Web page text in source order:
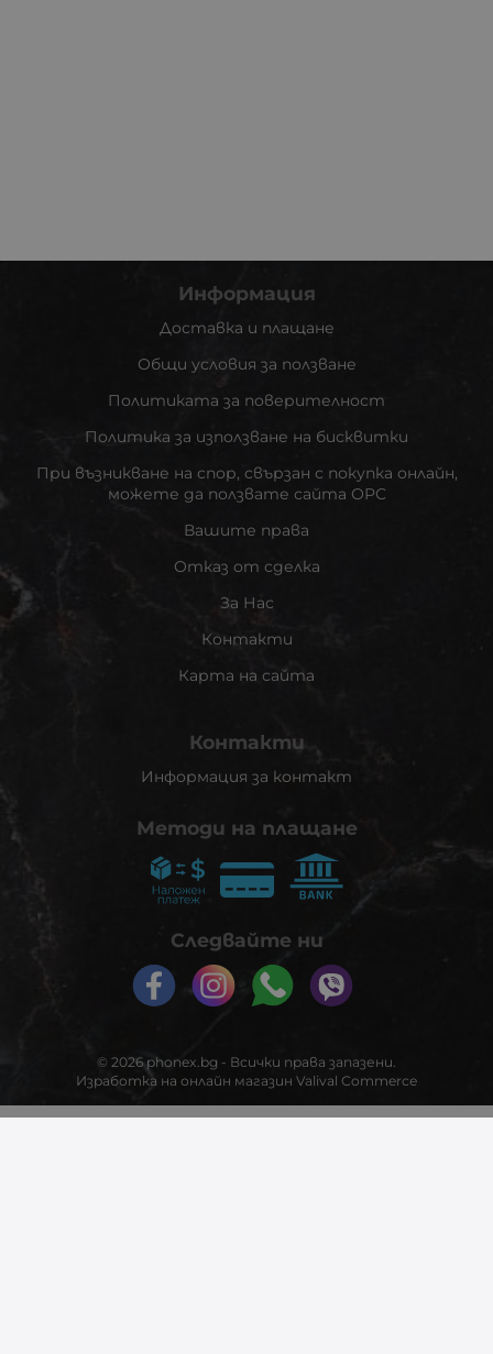
Информация
Доставка и плащане
Общи условия за ползване
Политиката за поверителност
Политика за използване на бисквитки
При възникване на спор, свързан с покупка онлайн,
можете да ползвате сайта ОРС
Вашите права
Отказ от сделка
За Нас
Контакти
Карта на сайта
Контакти
Информация за контакт
Методи на плащане
Следвайте ни
© 2026 phonex.bg - Всички права запазени.
Изработка на онлайн магазин Valival Commerce